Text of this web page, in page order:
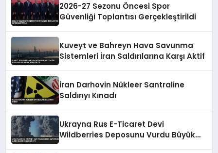
2026-27 Sezonu Öncesi Spor
Güvenliği Toplantısı Gerçekleştirildi
Kuveyt ve Bahreyn Hava Savunma
Sistemleri İran Saldırılarına Karşı Aktif
İran Darhovin Nükleer Santraline
Saldırıyı Kınadı
Ukrayna Rus E-Ticaret Devi
Wildberries Deposunu Vurdu Büyük